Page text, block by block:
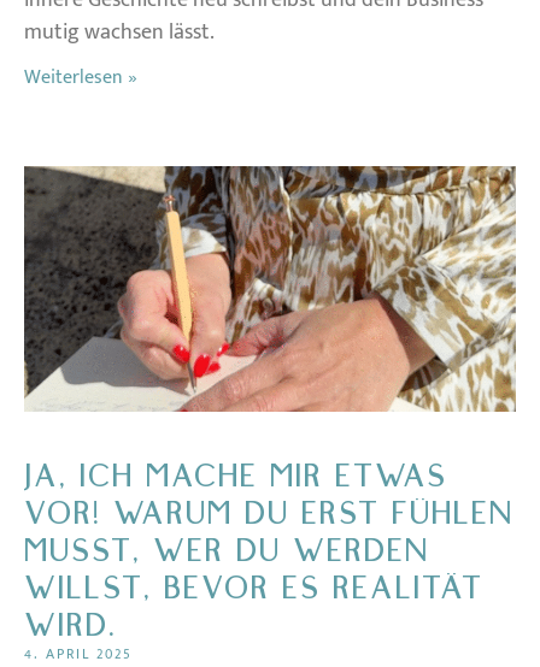
mutig wachsen lässt.
Weiterlesen »
JA, ICH MACHE MIR ETWAS
VOR! WARUM DU ERST FÜHLEN
MUSST, WER DU WERDEN
WILLST, BEVOR ES REALITÄT
WIRD.
4. APRIL 2025